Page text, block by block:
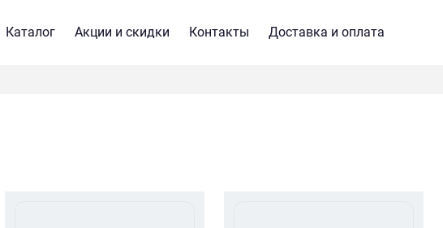
Каталог Акции и скидки Контакты Доставка и оплата